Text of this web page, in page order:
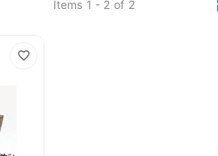
Items 1 - 2 of 2